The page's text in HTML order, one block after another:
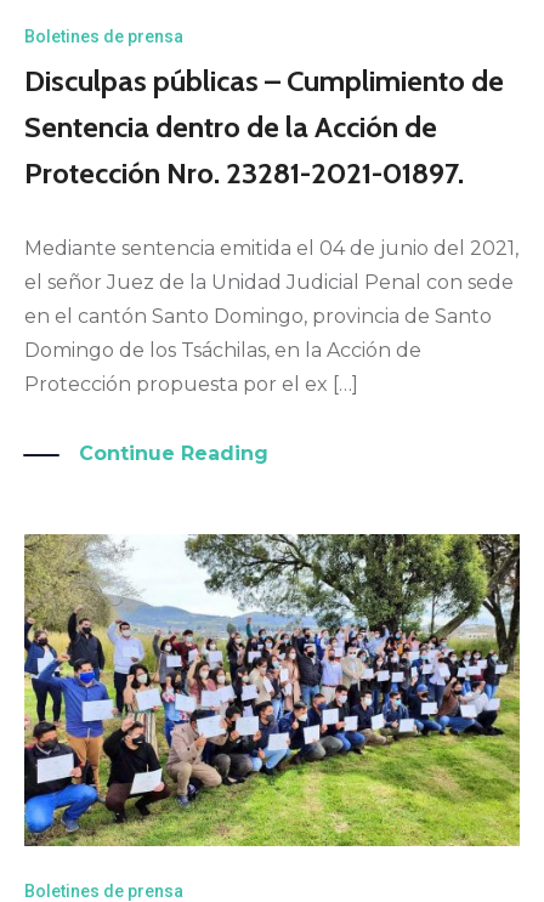
Boletines de prensa
Disculpas públicas – Cumplimiento de
Sentencia dentro de la Acción de
Protección Nro. 23281-2021-01897.
Mediante sentencia emitida el 04 de junio del 2021,
el señor Juez de la Unidad Judicial Penal con sede
en el cantón Santo Domingo, provincia de Santo
Domingo de los Tsáchilas, en la Acción de
Protección propuesta por el ex […]
Continue Reading
Boletines de prensa